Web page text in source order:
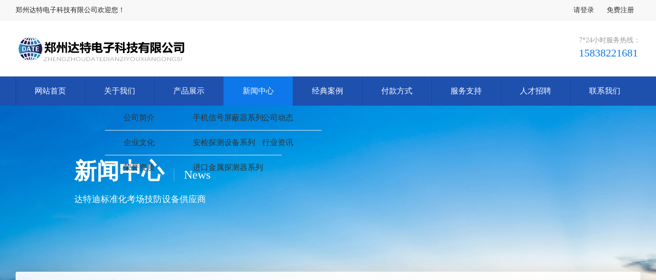
郑州达特电子科技有限公司欢迎您！ 请登录 免费注册
7*24小时服务热线：
15838221681
网站首页 关于我们 产品展示 新闻中心 经典案例 付款方式 服务支持 人才招聘 联系我们
新闻中心 News
达特迪标准化考场技防设备供应商